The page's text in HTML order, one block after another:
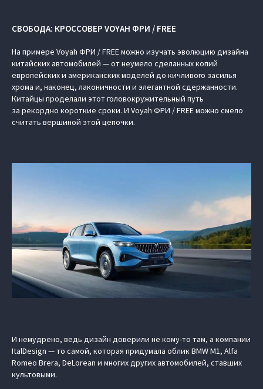
СВОБОДА: КРОССОВЕР VOYAH ФРИ / FREE
На примере Voyah ФРИ / FREE можно изучать эволюцию дизайна
китайских автомобилей — от неумело сделанных копий
европейских и американских моделей до кичливого засилья
хрома и, наконец, лаконичности и элегантной сдержанности.
Китайцы проделали этот головокружительный путь
за рекордно короткие сроки. И Voyah ФРИ / FREE можно смело
считать вершиной этой цепочки.
И немудрено, ведь дизайн доверили не кому-то там, а компании
ItalDesign — то самой, которая придумала облик BMW M1, Alfa
Romeo Brera, DeLorean и многих других автомобилей, ставших
культовыми.